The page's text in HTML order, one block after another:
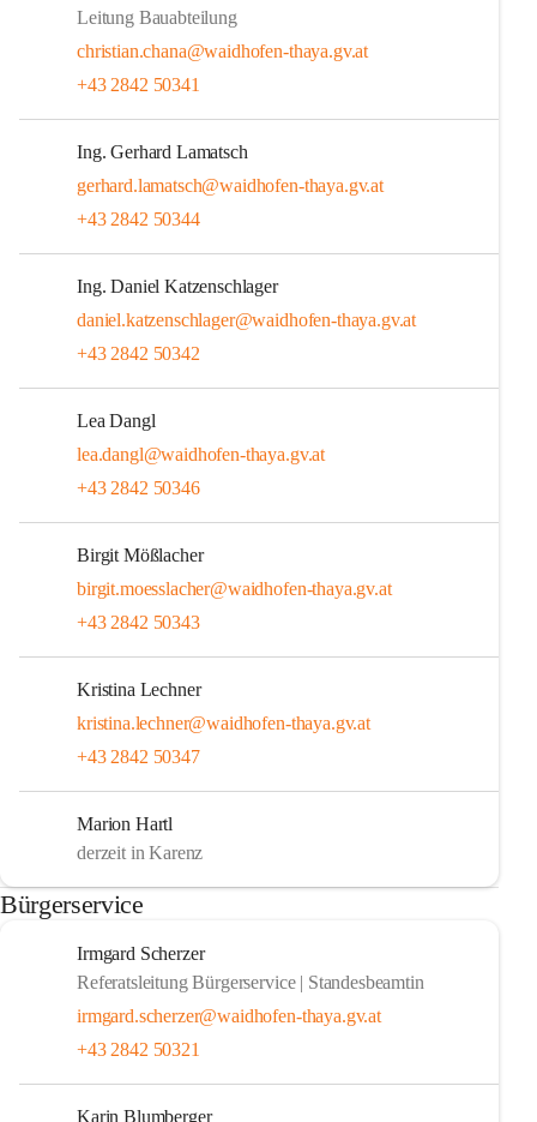
Leitung Bauabteilung
christian.chana@waidhofen-thaya.gv.at
+43 2842 50341
Ing. Gerhard Lamatsch
gerhard.lamatsch@waidhofen-thaya.gv.at
+43 2842 50344
Ing. Daniel Katzenschlager
daniel.katzenschlager@waidhofen-thaya.gv.at
+43 2842 50342
Lea Dangl
lea.dangl@waidhofen-thaya.gv.at
+43 2842 50346
Birgit Mößlacher
birgit.moesslacher@waidhofen-thaya.gv.at
+43 2842 50343
Kristina Lechner
kristina.lechner@waidhofen-thaya.gv.at
+43 2842 50347
Marion Hartl
derzeit in Karenz
Bürgerservice
Irmgard Scherzer
Referatsleitung Bürgerservice | Standesbeamtin
irmgard.scherzer@waidhofen-thaya.gv.at
+43 2842 50321
Karin Blumberger